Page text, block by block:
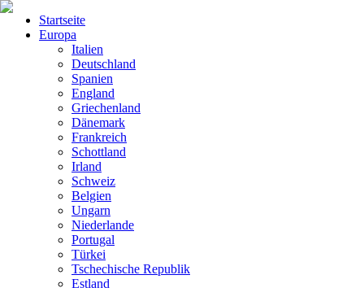
Startseite
Europa
Italien
Deutschland
Spanien
England
Griechenland
Dänemark
Frankreich
Schottland
Irland
Schweiz
Belgien
Ungarn
Niederlande
Portugal
Türkei
Tschechische Republik
Estland